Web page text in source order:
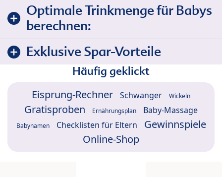
Optimale Trinkmenge für Babys
berechnen:
Exklusive Spar-Vorteile
Häufig geklickt
Eisprung-Rechner Schwanger Wickeln
Gratisproben Ernährungsplan Baby-Massage
Babynamen Checklisten für Eltern
Gewinnspiele
Online-Shop